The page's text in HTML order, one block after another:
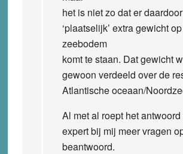
het is niet zo dat er daardoor
‘plaatselijk’ extra gewicht
zeebodem
komt te staan. Dat gewicht
gewoon verdeeld over de
Atlantische oceaan/
Al met al roept het
expert bij mij meer vragen
beantwoord.